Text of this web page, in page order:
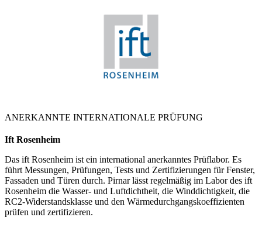
ANERKANNTE INTERNATIONALE PRÜFUNG
Ift Rosenheim
Das ift Rosenheim ist ein international anerkanntes Prüflabor. Es
führt Messungen, Prüfungen, Tests und Zertifizierungen für Fenster,
Fassaden und Türen durch. Pirnar lässt regelmäßig im Labor des ift
Rosenheim die Wasser- und Luftdichtheit, die Winddichtigkeit, die
RC2-Widerstandsklasse und den Wärmedurchgangskoeffizienten
prüfen und zertifizieren.